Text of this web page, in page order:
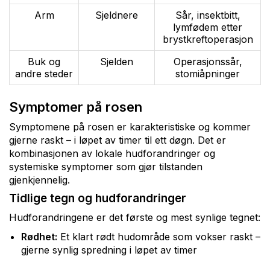
Arm
Sjeldnere
Sår, insektbitt,
lymfødem etter
brystkreftoperasjon
Buk og
andre steder
Sjelden
Operasjonssår,
stomiåpninger
Symptomer på rosen
Symptomene på rosen er karakteristiske og kommer
gjerne raskt – i løpet av timer til ett døgn. Det er
kombinasjonen av lokale hudforandringer og
systemiske symptomer som gjør tilstanden
gjenkjennelig.
Tidlige tegn og hudforandringer
Hudforandringene er det første og mest synlige tegnet:
Rødhet: Et klart rødt hudområde som vokser raskt –
gjerne synlig spredning i løpet av timer